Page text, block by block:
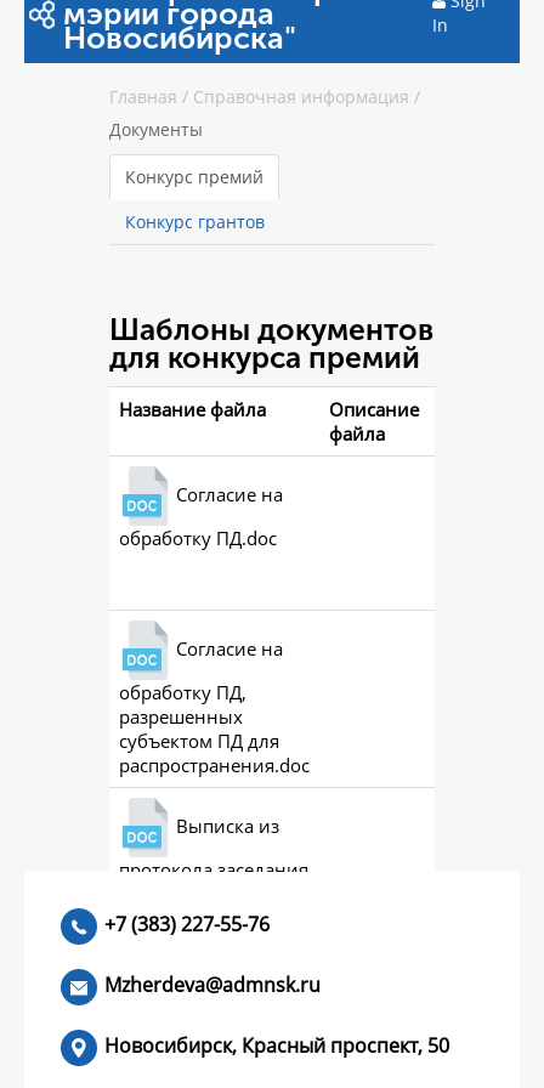
мэрии города
Новосибирска"
In
Главная / Справочная информация /
Документы
Конкурс премий
Конкурс грантов
Шаблоны документов
для конкурса премий
Название файла
Описание
файла
Согласие на
обработку ПД.doc
Согласие на
обработку ПД,
разрешенных
субъектом ПД для
распространения.doc
Выписка из
протокола заседания
+7 (383) 227-55-76
Mzherdeva@admnsk.ru
Новосибирск, Красный проспект, 50